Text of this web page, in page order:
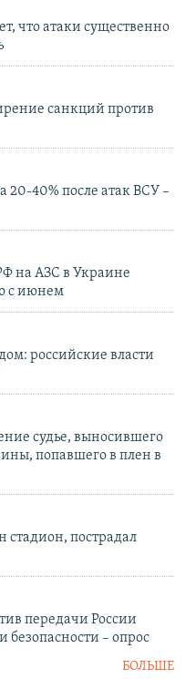
что атаки существенно
санкций против
40% после атак ВСУ –
на АЗС в Украине
с июнем
российские власти
судье, выносившего
попавшего в плен в
стадион, пострадал
передачи России
безопасности – опрос
БОЛЬШЕ